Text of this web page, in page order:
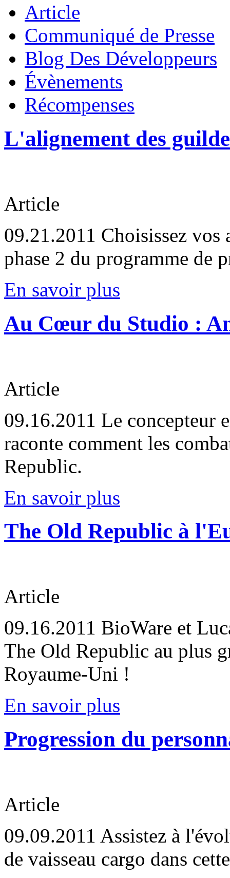
Article
Communiqué de Presse
Blog Des Développeurs
Évènements
Récompenses
L'alignement des
Article
09.21.2011 Choisissez vos
phase 2 du programme de
En savoir plus
Au Cœur du Studio :
Article
09.16.2011 Le concepteur
raconte comment les
Republic.
En savoir plus
The Old Republic à
Article
09.16.2011 BioWare et
The Old Republic au plus
Royaume-Uni !
En savoir plus
Progression du
Article
09.09.2011 Assistez à
de vaisseau cargo dans